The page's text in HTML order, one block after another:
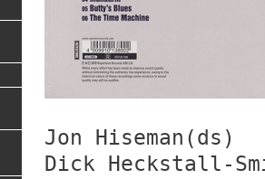
Jon Hiseman(ds)
Dick Heckstall-